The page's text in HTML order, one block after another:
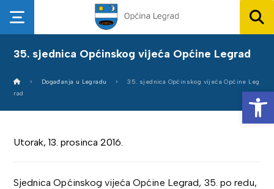
35. sjednica Općinskog vijeća Općine Legrad
Događanja u Legradu
35. sjednica Općinskog vijeća Općine Leg
rad
Utorak, 13. prosinca 2016.
Sjednica Općinskog vijeća Općine Legrad, 35. po redu,